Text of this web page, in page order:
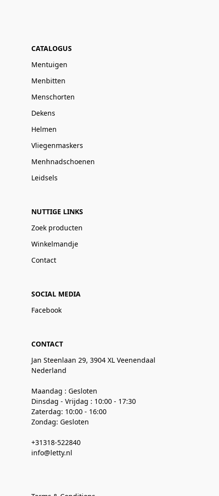
CATALOGUS
Mentuigen
Menbitten
Menschorten
Dekens
Helmen
Vliegenmaskers
Menhnadschoenen
Leidsels
NUTTIGE LINKS
Zoek producten
Winkelmandje
Contact
SOCIAL MEDIA
Facebook
CONTACT
Jan Steenlaan 29, 3904 XL Veenendaal
Nederland
Maandag : Gesloten
Dinsdag - Vrijdag : 10:00 - 17:30
Zaterdag: 10:00 - 16:00
Zondag: Gesloten
+31318-522840
info@letty.nl